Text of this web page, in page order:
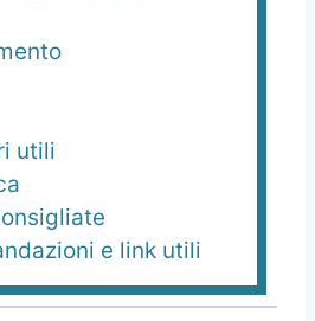
utili
e link utili